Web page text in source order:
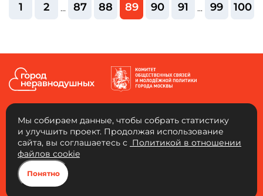
1 2 ... 87 88 89 90 91 ... 99 100
АНО «Город неравнодушных»
Юридический адрес: 109456, г. Москва, 4-й Вешняковский проезд, д. 1, к. 1,
ком. 103. ОГРН: 1217700334653 ИНН: 9721136325 КПП: 772101001
Город неравнодушных, 2026
Мы собираем данные, чтобы собрать статистику
и улучшить проект. Продолжая использование
сайта, вы соглашаетесь с Политикой в отношении
файлов cookie
Понятно